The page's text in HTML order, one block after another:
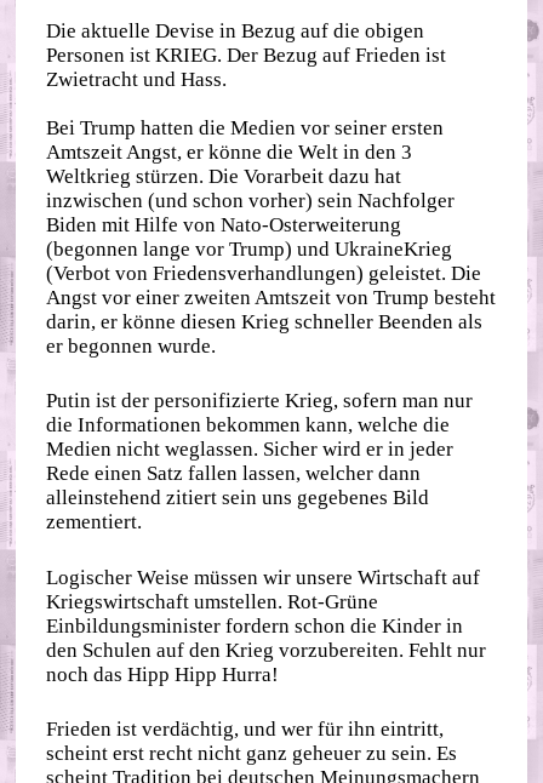
Die aktuelle Devise in Bezug auf die obigen
Personen ist KRIEG. Der Bezug auf Frieden ist
Zwietracht und Hass.
Bei Trump hatten die Medien vor seiner ersten
Amtszeit Angst, er könne die Welt in den 3
Weltkrieg stürzen. Die Vorarbeit dazu hat
inzwischen (und schon vorher) sein Nachfolger
Biden mit Hilfe von Nato-Osterweiterung
(begonnen lange vor Trump) und UkraineKrieg
(Verbot von Friedensverhandlungen) geleistet. Die
Angst vor einer zweiten Amtszeit von Trump besteht
darin, er könne diesen Krieg schneller Beenden als
er begonnen wurde.
Putin ist der personifizierte Krieg, sofern man nur
die Informationen bekommen kann, welche die
Medien nicht weglassen. Sicher wird er in jeder
Rede einen Satz fallen lassen, welcher dann
alleinstehend zitiert sein uns gegebenes Bild
zementiert.
Logischer Weise müssen wir unsere Wirtschaft auf
Kriegswirtschaft umstellen. Rot-Grüne
Einbildungsminister fordern schon die Kinder in
den Schulen auf den Krieg vorzubereiten. Fehlt nur
noch das Hipp Hipp Hurra!
Frieden ist verdächtig, und wer für ihn eintritt,
scheint erst recht nicht ganz geheuer zu sein. Es
scheint Tradition bei deutschen Meinungsmachern